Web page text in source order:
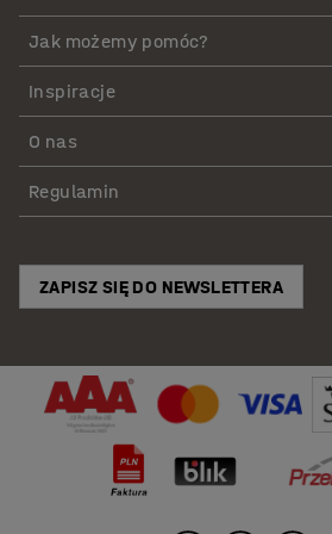
Jak możemy pomóc?
Inspiracje
O nas
Regulamin
ZAPISZ SIĘ DO NEWSLETTERA